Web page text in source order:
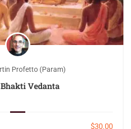
Profetto (Param)
Vedanta
$30.00